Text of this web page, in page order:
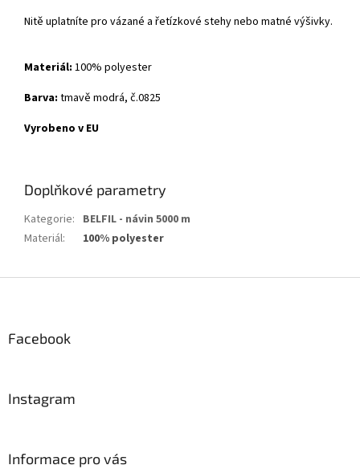
Nitě uplatníte pro vázané a řetízkové stehy nebo matné výšivky.
Materiál: 100% polyester
Barva: tmavě modrá, č.0825
Vyrobeno v EU
Doplňkové parametry
Kategorie: BELFIL - návin 5000 m
Materiál: 100% polyester
Facebook
Instagram
Informace pro vás